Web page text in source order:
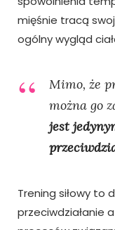
mięśnie tracą
ogólny wygląd
Mimo, że
można go
jest
Trening siłowy to
przeciwdziałanie